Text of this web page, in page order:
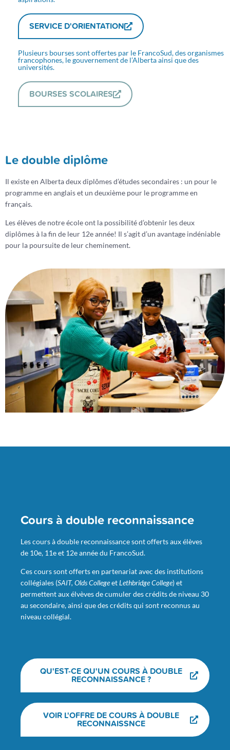
SERVICE D'ORIENTATION
Plusieurs bourses sont offertes par le FrancoSud, des organismes
francophones, le gouvernement de l’Alberta ainsi que des
universités.
BOURSES SCOLAIRES
Le double diplôme
Il existe en Alberta deux diplômes d’études secondaires : un pour le
programme en anglais et un deuxième pour le programme en
français.
Les élèves de notre école ont la possibilité d’obtenir les deux
diplômes à la fin de leur 12e année! Il s’agit d’un avantage indéniable
pour la poursuite de leur cheminement.
Cours à double reconnaissance
Les cours à double reconnaissance sont offerts aux élèves
de 10e, 11e et 12e année du FrancoSud.
Ces cours sont offerts en partenariat avec des institutions
collégiales (SAIT, Olds CollegeetLethbridge College) et
permettent aux élvèves de cumuler des crédits de niveau 30
au secondaire, ainsi que des crédits qui sont reconnus au
niveau collégial.
QU'EST-CE QU'UN COURS À DOUBLE
RECONNAISSANCE ?
VOIR L'OFFRE DE COURS À DOUBLE
RECONNAISSNCE